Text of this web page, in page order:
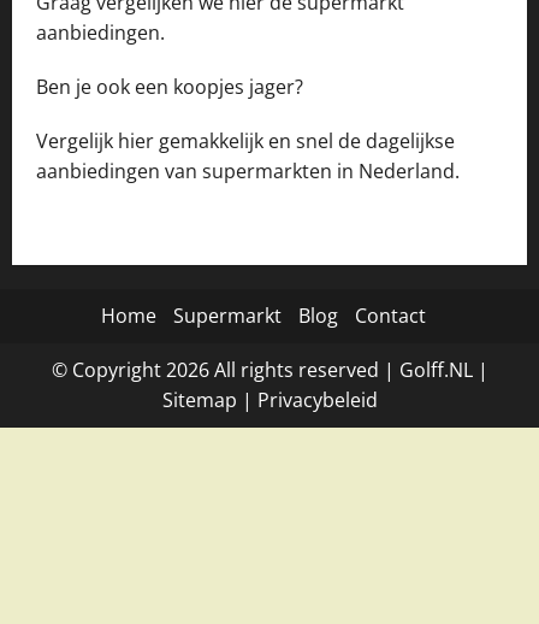
aanbiedingen.
Ben je ook een koopjes jager?
Vergelijk hier gemakkelijk en snel de dagelijkse
aanbiedingen van supermarkten in Nederland.
Home Supermarkt Blog Contact
© Copyright2026All rights reserved | Golff.NL|
Sitemap | Privacybeleid